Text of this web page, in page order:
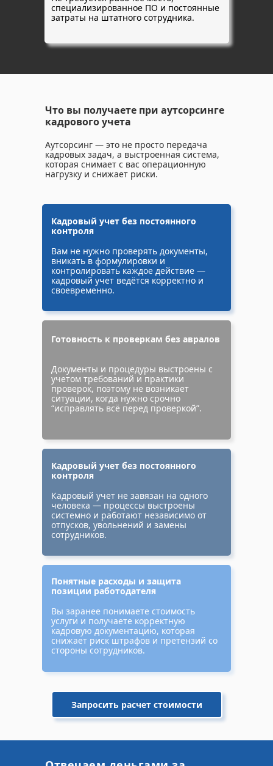
специализированное ПО и постоянные
затраты на штатного сотрудника.
Вам не нужно проверять документы,
вникать в формулировки и
контролировать каждое действие —
кадровый учет ведётся корректно и
своевременно.
Кадровый учет без постоянного
контроля
Документы и процедуры выстроены с
учетом требований и практики
проверок, поэтому не возникает
ситуации, когда нужно срочно
“исправлять всё перед проверкой”.
Готовность к проверкам без авралов
Кадровый учет не завязан на одного
человека — процессы выстроены
системно и работают независимо от
отпусков, увольнений и замены
сотрудников.
Кадровый учет без постоянного
контроля
Вы заранее понимаете стоимость
услуги и получаете корректную
кадровую документацию, которая
снижает риск штрафов и претензий со
стороны сотрудников.
Понятные расходы и защита
позиции работодателя
Что вы получаете при аутсорсинге
кадрового учета
Аутсорсинг — это не просто передача
кадровых задач, а выстроенная система,
которая снимает с вас операционную
нагрузку и снижает риски.
Запросить расчет стоимости